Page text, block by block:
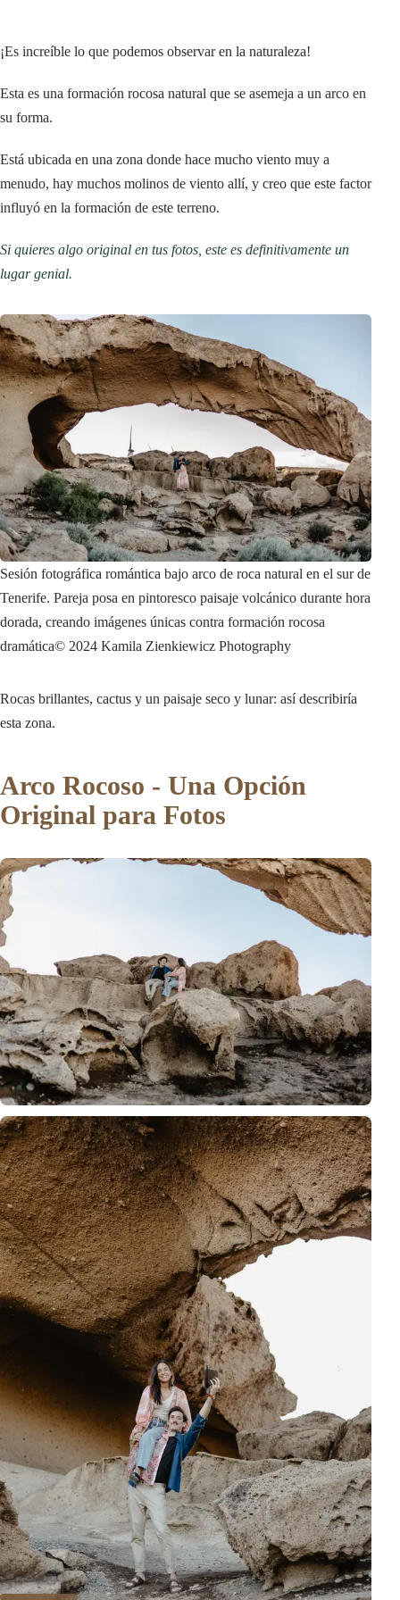
¡Es increíble lo que podemos observar en la naturaleza!
Esta es una formación rocosa natural que se asemeja a un arco en
su forma.
Está ubicada en una zona donde hace mucho viento muy a
menudo, hay muchos molinos de viento allí, y creo que este factor
influyó en la formación de este terreno.
Si quieres algo original en tus fotos, este es definitivamente un
lugar genial.
Sesión fotográfica romántica bajo arco de roca natural en el sur de
Tenerife. Pareja posa en pintoresco paisaje volcánico durante hora
dorada, creando imágenes únicas contra formación rocosa
dramática© 2024 Kamila Zienkiewicz Photography
Rocas brillantes, cactus y un paisaje seco y lunar: así describiría
esta zona.
Arco Rocoso - Una Opción
Original para Fotos
Momento íntimo de pareja capturado bajo arco de roca natural de